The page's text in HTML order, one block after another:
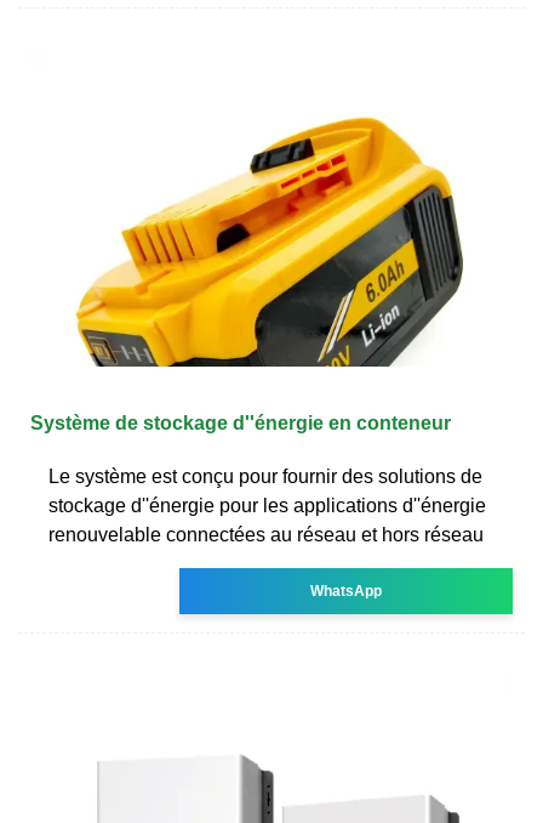
Système de stockage d''énergie en conteneur
Le système est conçu pour fournir des solutions de
stockage d''énergie pour les applications d''énergie
renouvelable connectées au réseau et hors réseau
WhatsApp